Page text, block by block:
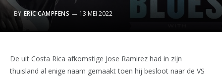
BY ERIC CAMPFENS 13 MEI 2022
De uit Costa Rica afkomstige Jose Ramirez had in zijn
thuisland al enige naam gemaakt toen hij besloot naar de VS